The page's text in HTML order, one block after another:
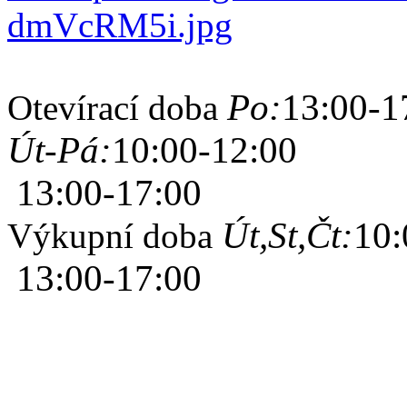
Otevírací doba Po:13:00-
Út-Pá:10:00-12:00
13:00-17:00
Výkupní doba Út,St,Čt:
13:00-17:00